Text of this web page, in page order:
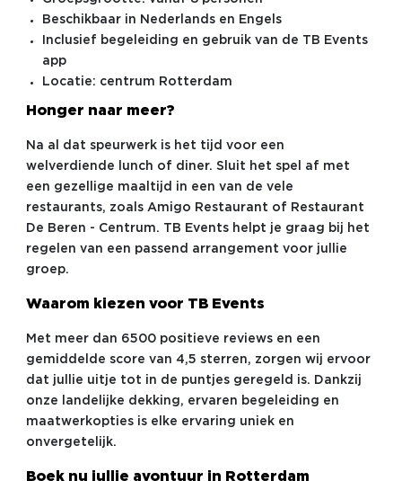
Beschikbaar in Nederlands en Engels
Inclusief begeleiding en gebruik van de TB Events
app
Locatie: centrum Rotterdam
Honger naar meer?
Na al dat speurwerk is het tijd voor een
welverdiende lunch of diner. Sluit het spel af met
een gezellige maaltijd in een van de vele
restaurants, zoals Amigo Restaurant of Restaurant
De Beren - Centrum. TB Events helpt je graag bij het
regelen van een passend arrangement voor jullie
groep.
Waarom kiezen voor TB Events
Met meer dan 6500 positieve reviews en een
gemiddelde score van 4,5 sterren, zorgen wij ervoor
dat jullie uitje tot in de puntjes geregeld is. Dankzij
onze landelijke dekking, ervaren begeleiding en
maatwerkopties is elke ervaring uniek en
onvergetelijk.
Boek nu jullie avontuur in Rotterdam